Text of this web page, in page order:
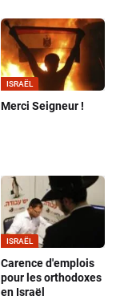
ISRAËL
Merci Seigneur !
ISRAËL
Carence d'emplois
pour les orthodoxes
en Israël